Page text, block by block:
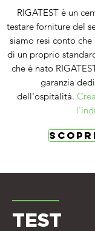
TEST
RIGATEST è un
testare forniture del
siamo resi conto
di un proprio
che è nato
garanzia
dell'ospitalità.